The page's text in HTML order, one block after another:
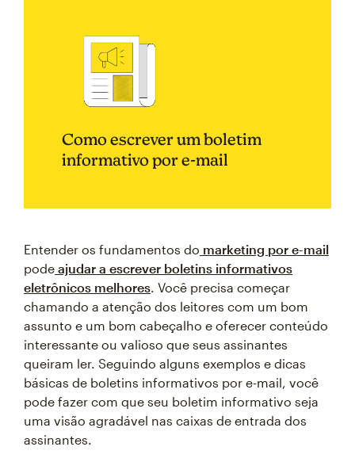
Como escrever um boletim
informativo por e-mail
Entender os fundamentos do marketing por e-mail
pode ajudar a escrever boletins informativos
eletrônicos melhores. Você precisa começar
chamando a atenção dos leitores com um bom
assunto e um bom cabeçalho e oferecer conteúdo
interessante ou valioso que seus assinantes
queiram ler. Seguindo alguns exemplos e dicas
básicas de boletins informativos por e-mail, você
pode fazer com que seu boletim informativo seja
uma visão agradável nas caixas de entrada dos
assinantes.